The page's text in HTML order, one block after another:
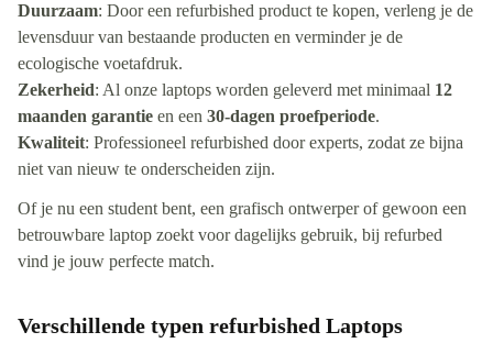
Duurzaam: Door een refurbished product te kopen, verleng je de
levensduur van bestaande producten en verminder je de
ecologische voetafdruk.
Zekerheid: Al onze laptops worden geleverd met minimaal 12
maanden garantie en een 30-dagen proefperiode.
Kwaliteit: Professioneel refurbished door experts, zodat ze bijna
niet van nieuw te onderscheiden zijn.
Of je nu een student bent, een grafisch ontwerper of gewoon een
betrouwbare laptop zoekt voor dagelijks gebruik, bij refurbed
vind je jouw perfecte match.
Verschillende typen refurbished Laptops